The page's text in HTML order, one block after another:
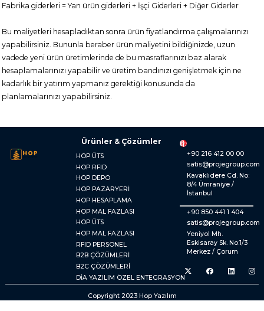
Fabrika giderleri = Yan ürün giderleri + İşçi Giderleri + Diğer Giderler
Bu maliyetleri hesapladıktan sonra ürün fiyatlandırma çalışmalarınızı
yapabilirsiniz. Bununla beraber ürün maliyetini bildiğinizde, uzun
vadede yeni ürün üretimlerinde de bu masraflarınızı baz alarak
hesaplamalarınızı yapabilir ve üretim bandınızı genişletmek için ne
kadarlık bir yatırım yapmanız gerektiği konusunda da
planlamalarınızı yapabilirsiniz.
Ürünler & Çözümler
HOP ÜTS
HOP RFID
HOP DEPO
HOP PAZARYERİ
HOP HESAPLAMA
HOP MAL FAZLASI
HOP ÜTS
HOP MAL FAZLASI
RFID PERSONEL
B2B ÇÖZÜMLERİ
B2C ÇÖZÜMLERİ
DİA YAZILIM ÖZEL ENTEGRASYON
+90 216 412 00 00
satis@projegroup.com
Kavaklıdere Cd. No:
8/4 Ümraniye /
İstanbul
+90 850 441 1 404
satis@projegroup.com
Yeniyol Mh.
Eskisaray Sk. No:1/3
Merkez / Çorum
Copyright 2023 Hop Yazılım